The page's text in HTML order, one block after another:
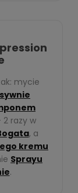
mycie
2 razy w
, a
kremu
Sprayu
.